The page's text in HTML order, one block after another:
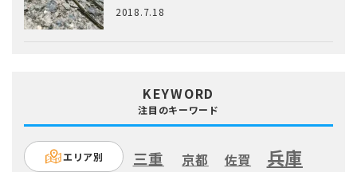
2018.7.18
KEYWORD
注目のキーワード
エリア別 三重 京都 佐賀 兵庫